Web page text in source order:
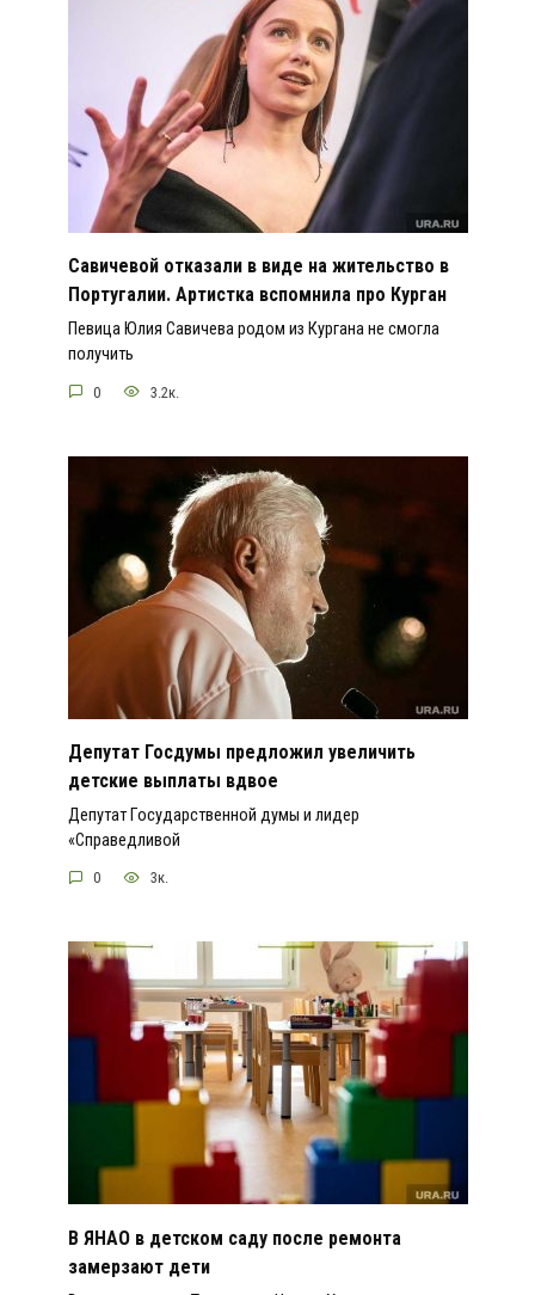
Савичевой отказали в виде на жительство в
Португалии. Артистка вспомнила про Курган
Певица Юлия Савичева родом из Кургана не смогла
получить
0 3.2к.
Депутат Госдумы предложил увеличить
детские выплаты вдвое
Депутат Государственной думы и лидер
«Справедливой
0 3к.
В ЯНАО в детском саду после ремонта
замерзают дети